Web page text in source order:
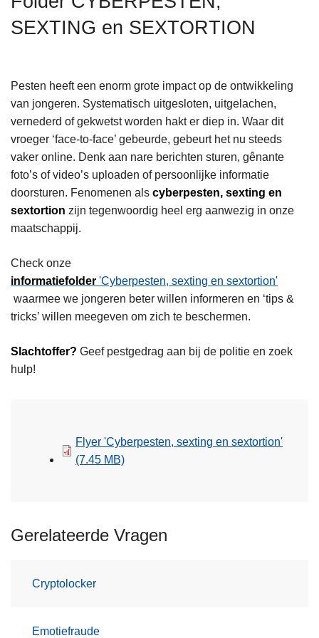
SEXTING en SEXTORTION
Pesten heeft een enorm grote impact op de ontwikkeling
van jongeren. Systematisch uitgesloten, uitgelachen,
vernederd of gekwetst worden hakt er diep in. Waar dit
vroeger ‘face-to-face’ gebeurde, gebeurt het nu steeds
vaker online. Denk aan nare berichten sturen, gênante
foto’s of video’s uploaden of persoonlijke informatie
doorsturen. Fenomenen als cyberpesten, sexting en
sextortion zijn tegenwoordig heel erg aanwezig in onze
maatschappij.
Check onze
informatiefolder 'Cyberpesten, sexting en sextortion'
waarmee we jongeren beter willen informeren en ‘tips &
tricks’ willen meegeven om zich te beschermen.
Slachtoffer? Geef pestgedrag aan bij de politie en zoek
hulp!
Flyer 'Cyberpesten, sexting en sextortion'
(7.45 MB)
Gerelateerde Vragen
Cryptolocker
Emotiefraude